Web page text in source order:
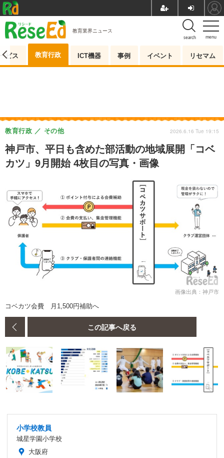
menu
search
教育業界ニュース
ビス 教育行政 ICT機器 事例 イベント リセマム
神戸市、平日も含めた部活動の地域展開「コベ
カツ」9月開始 4枚目の写真・画像
教育行政 その他 2026.6.16 Tue 19:15
画像出典：神戸市
コベカツ会費 月1,500円補助へ
この記事へ戻る
小学校教員
城星学園小学校
大阪府